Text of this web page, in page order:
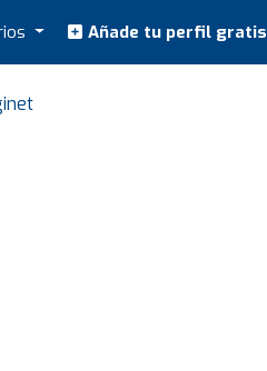
Añade tu perfil gratis